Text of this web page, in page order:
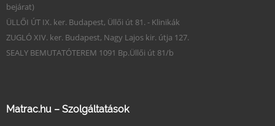
bejárat)
ÜLLŐI ÚT IX. ker. Budapest, Üllői út 81. - Klinikák
ZUGLÓ XIV. ker. Budapest, Nagy Lajos kir. útja 127.
SEALY BEMUTATÓTEREM 1091 Bp.Üllői út 81/b
Matrac.hu – Szolgáltatások